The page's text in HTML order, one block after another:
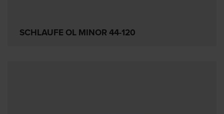
SCHLAUFE OL MINOR 44-120